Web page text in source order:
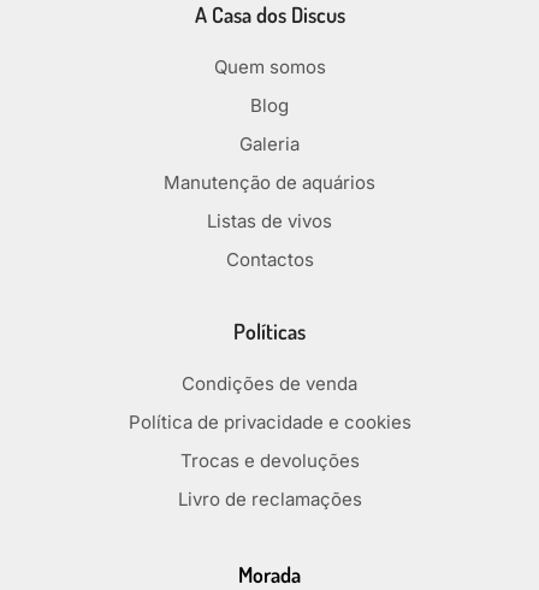
A Casa dos Discus
Quem somos
Blog
Galeria
Manutenção de aquários
Listas de vivos
Contactos
Políticas
Condições de venda
Política de privacidade e cookies
Trocas e devoluções
Livro de reclamações
Morada